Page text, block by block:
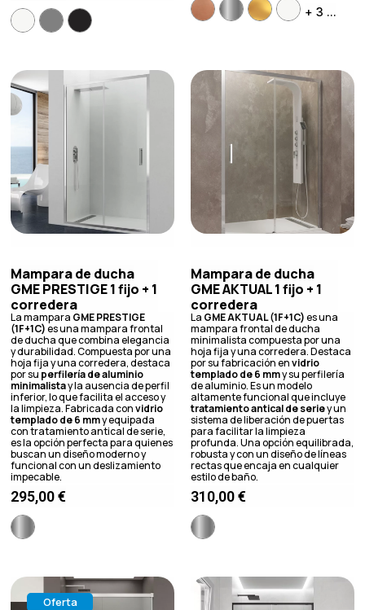
+ 3 ...
Mampara de ducha
GME PRESTIGE 1 fijo + 1
corredera
La mampara GME PRESTIGE
(1F+1C)es una mampara frontal
de ducha que combina elegancia
y durabilidad. Compuesta por una
hoja fija y una corredera, destaca
por su perfilería de aluminio
minimalistay la ausencia de perfil
inferior, lo que facilita el acceso y
la limpieza. Fabricada convidrio
templado de 6 mmy equipada
con tratamiento antical de serie,
es la opción perfecta para quienes
buscan un diseño moderno y
funcional con un deslizamiento
impecable.
295,00€
Mampara de ducha
GME AKTUAL 1 fijo + 1
corredera
La GME AKTUAL (1F+1C)es una
mampara frontal de ducha
minimalista compuesta por una
hoja fija y una corredera. Destaca
por su fabricación envidrio
templado de 6 mmy su perfilería
de aluminio. Es un modelo
altamente funcional que incluye
tratamiento antical de seriey un
sistema de liberación de puertas
para facilitar la limpieza
profunda. Una opción equilibrada,
robusta y con un diseño de líneas
rectas que encaja en cualquier
estilo de baño.
310,00€
Oferta